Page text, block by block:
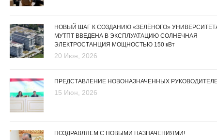
НОВЫЙ ШАГ К СОЗДАНИЮ «ЗЕЛЁНОГО»
МУТПТ ВВЕДЕНА В ЭКСПЛУАТАЦИЮ СОЛНЕЧНАЯ
ЭЛЕКТРОСТАНЦИЯ МОЩНОСТЬЮ 150 кВт
20 Июн, 2026
ПРЕДСТАВЛЕНИЕ НОВОНАЗНАЧЕННЫХ
15 Июн, 2026
ПОЗДРАВЛЯЕМ С НОВЫМИ НАЗНАЧЕНИЯМИ!